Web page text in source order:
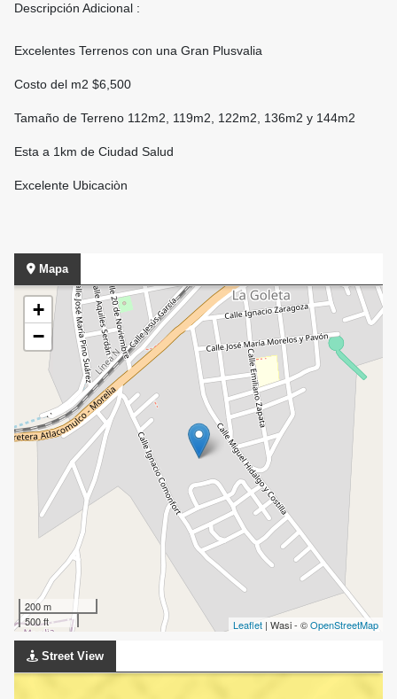
Descripción Adicional :
Excelentes Terrenos con una Gran Plusvalia
Costo del m2 $6,500
Tamaño de Terreno 112m2, 119m2, 122m2, 136m2 y 144m2
Esta a 1km de Ciudad Salud
Excelente Ubicaciòn
Mapa
+
−
200 m
500 ft
Leaflet | Wasi - ©OpenStreetMap
Street View